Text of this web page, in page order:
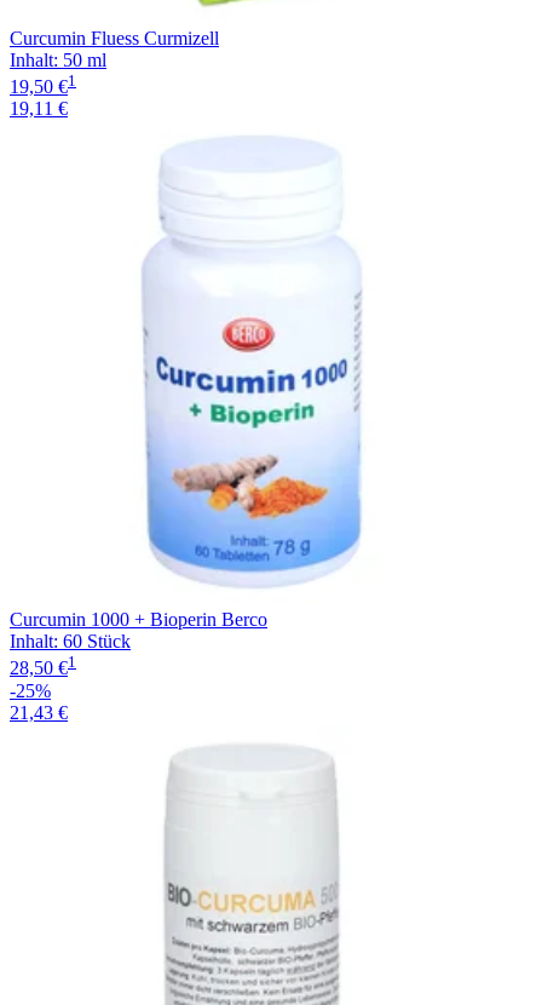
Curcumin Fluess Curmizell
Inhalt: 50 ml
19,50 €1
19,11 €
Curcumin 1000 + Bioperin Berco
Inhalt: 60 Stück
28,50 €1
-25%
21,43 €